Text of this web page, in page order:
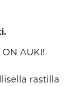
ON AUKI!
rastilla